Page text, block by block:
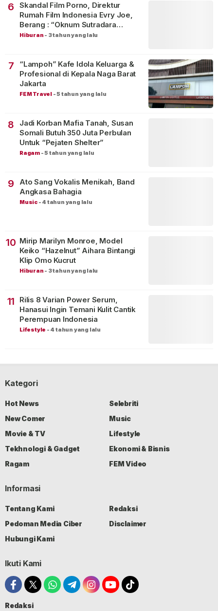
6
Skandal Film Porno, Direktur
Rumah Film Indonesia Evry Joe,
Berang : “Oknum Sutradara
Merusak Perfilman Indonesia”!
Hiburan - 3 tahun yang lalu
7
“Lampoh” Kafe Idola Keluarga &
Profesional di Kepala Naga Barat
Jakarta
FEM Travel -5 tahun yang lalu
8
Jadi Korban Mafia Tanah, Susan
Somali Butuh 350 Juta Perbulan
Untuk “Pejaten Shelter”
Ragam -5 tahun yang lalu
9
Ato Sang Vokalis Menikah, Band
Angkasa Bahagia
Music - 4 tahun yang lalu
10 Mirip Marilyn Monroe, Model
Keiko “Hazelnut” Aihara Bintangi
Klip Omo Kucrut
Hiburan - 3 tahun yang lalu
11
Rilis 8 Varian Power Serum,
Hanasui Ingin Temani Kulit Cantik
Perempuan Indonesia
Lifestyle - 4 tahun yang lalu
Kategori
Hot News
Selebriti
New Comer
Music
Movie & TV
Lifestyle
Tekhnologi & Gadget
Ekonomi & Bisnis
Ragam
FEM Video
Informasi
Tentang Kami
Redaksi
Pedoman Media Ciber
Disclaimer
Hubungi Kami
Ikuti Kami
Redaksi